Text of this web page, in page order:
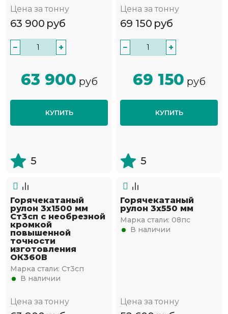
Цена за тонну
63 900 руб
− +
63 900 руб
КУПИТЬ
5
Цена за тонну
69 150 руб
− +
69 150 руб
КУПИТЬ
5
Горячекатаный
рулон 3х1500 мм
Ст3сп с необрезной
кромкой
повышенной
точности
изготовления
ОК360В
Марка стали: Ст3сп
В наличии
Цена за тонну
Горячекатаный
рулон 3х550 мм
Марка стали: 08пс
В наличии
Цена за тонну